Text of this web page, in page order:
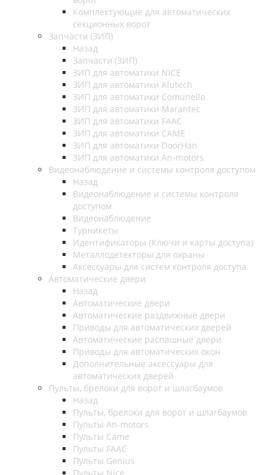
Комплектующие для автоматических
секционных ворот
Запчасти (ЗИП)
Назад
Запчасти (ЗИП)
ЗИП для автоматики NICE
ЗИП для автоматики Alutech
ЗИП для автоматики Comunello
ЗИП для автоматики Marantec
ЗИП для автоматики FAAC
ЗИП для автоматики CAME
ЗИП для автоматики DoorHan
ЗИП для автоматики An-motors
Видеонаблюдение и системы контроля доступом
Назад
Видеонаблюдение и системы контроля
доступом
Видеонаблюдение
Турникеты
Идентификаторы (Ключи и карты доступа)
Металлодетекторы для охраны
Аксессуары для систем контроля доступа
Автоматические двери
Назад
Автоматические двери
Автоматические раздвижные двери
Приводы для автоматических дверей
Автоматические распашные двери
Приводы для автоматических окон
Дополнительные аксессуары для
автоматических дверей
Пульты, брелоки для ворот и шлагбаумов
Назад
Пульты, брелоки для ворот и шлагбаумов
Пульты An-motors
Пульты Came
Пульты FAAC
Пульты Genius